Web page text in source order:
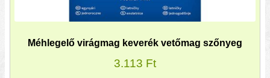
Méhlegelő virágmag keverék vetőmag szőnyeg
3.113 Ft